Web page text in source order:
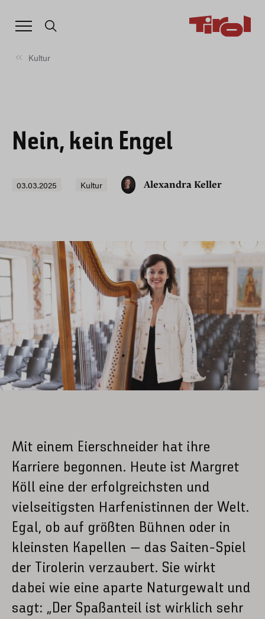
Kultur
Nein, kein Engel
03.03.2025 Kultur Alexandra Keller
Mit einem Eierschneider hat ihre
Karriere begonnen. Heute ist Margret
Köll eine der erfolgreichsten und
vielseitigsten Harfenistinnen der Welt.
Egal, ob auf größten Bühnen oder in
kleinsten Kapellen – das Saiten-Spiel
der Tirolerin verzaubert. Sie wirkt
dabei wie eine aparte Naturgewalt und
sagt: „Der Spaßanteil ist wirklich sehr